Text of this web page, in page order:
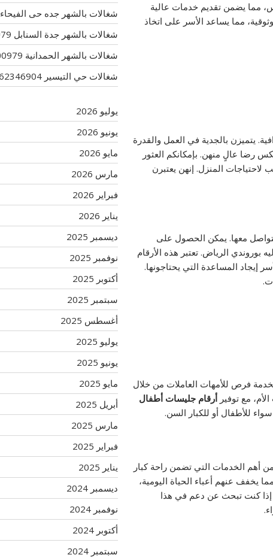
مما يضمن تقديم خدمات عالية
مما يساعد الأسر على اتخاذ
يتميزن بالجدية في العمل والقدرة
رضا عالٍ منهن. بإمكانكم العثور
المنزل. إنهن يعتبرن
معها. يمكن الحصول على
الرياض. تعتبر هذه الأرقام
إيجاد المساعدة التي يحتاجونها.
فرص للأمهات العاملات من خلال
مع توفير أرقام جليسات أطفال
للأطفال أو للكبار السن.
أهم الخدمات التي تضمن راحة كبار
يخفف عنهم أعباء الحياة اليومية،
إذا كنت تبحث عن دعم في هذا
شغالات بالشهر جده حى الفيحاء 0577265649
شغالات بالشهر جدة السنابل 0571400979
شغالات بالشهر الحمدانية 0571400979
شغالات حي التيسير 0562346904
يوليو 2026
يونيو 2026
مايو 2026
مارس 2026
فبراير 2026
يناير 2026
ديسمبر 2025
نوفمبر 2025
أكتوبر 2025
سبتمبر 2025
أغسطس 2025
يوليو 2025
يونيو 2025
مايو 2025
أبريل 2025
مارس 2025
فبراير 2025
يناير 2025
ديسمبر 2024
نوفمبر 2024
أكتوبر 2024
سبتمبر 2024